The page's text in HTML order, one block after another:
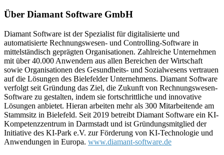
Über Diamant Software GmbH
Diamant Software ist der Spezialist für digitalisierte und
automatisierte Rechnungswesen- und Controlling-Software in
mittelständisch geprägten Organisationen. Zahlreiche Unternehmen
mit über 40.000 Anwendern aus allen Bereichen der Wirtschaft
sowie Organisationen des Gesundheits- und Sozialwesens vertrauen
auf die Lösungen des Bielefelder Unternehmens. Diamant Software
verfolgt seit Gründung das Ziel, die Zukunft von Rechnungswesen-
Software zu gestalten, indem sie fortschrittliche und innovative
Lösungen anbietet. Hieran arbeiten mehr als 300 Mitarbeitende am
Stammsitz in Bielefeld. Seit 2019 betreibt Diamant Software ein KI-
Kompetenzzentrum in Darmstadt und ist Gründungsmitglied der
Initiative des KI-Park e.V. zur Förderung von KI-Technologie und
Anwendungen in Europa. www.diamant-software.de